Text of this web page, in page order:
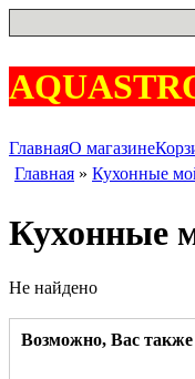
ГлавнаяО магазине
Главная » Кухонные
Кухонные
Не найдено
Возможно, Вас также